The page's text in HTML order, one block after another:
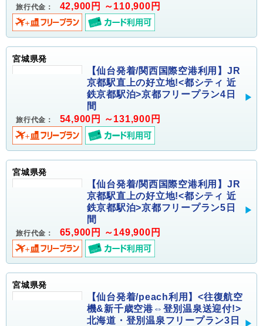
旅行代金： 42,900円 ～110,900円
宮城県発
【仙台発着/関西国際空港利用】JR
京都駅直上の好立地!<都シティ 近
鉄京都駅泊>京都フリープラン4日
間
旅行代金： 54,900円 ～131,900円
宮城県発
【仙台発着/関西国際空港利用】JR
京都駅直上の好立地!<都シティ 近
鉄京都駅泊>京都フリープラン5日
間
旅行代金： 65,900円 ～149,900円
宮城県発
【仙台発着/peach利用】<往復航空
機&新千歳空港⇔登別温泉送迎付!>
北海道・登別温泉フリープラン3日